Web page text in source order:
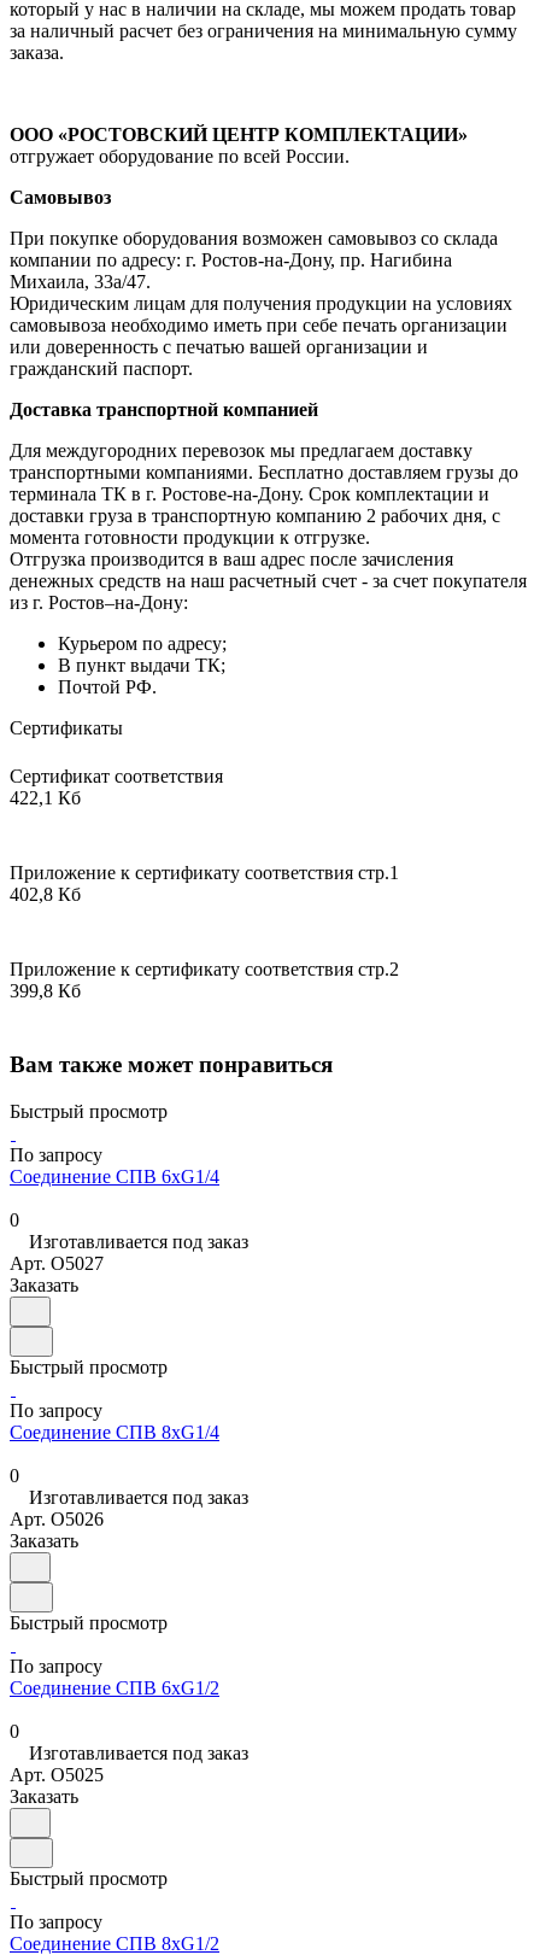
который у нас в наличии на складе, мы можем продать товар
за наличный расчет без ограничения на минимальную сумму
заказа.
ООО «РОСТОВСКИЙ ЦЕНТР КОМПЛЕКТАЦИИ»
отгружает оборудование по всей России.
Самовывоз
При покупке оборудования возможен самовывоз со склада
компании по адресу: г. Ростов-на-Дону, пр. Нагибина
Михаила, 33а/47.
Юридическим лицам для получения продукции на условиях
самовывоза необходимо иметь при себе печать организации
или доверенность с печатью вашей организации и
гражданский паспорт.
Доставка транспортной компанией
Для междугородних перевозок мы предлагаем доставку
транспортными компаниями. Бесплатно доставляем грузы до
терминала ТК в г. Ростове-на-Дону. Срок комплектации и
доставки груза в транспортную компанию 2 рабочих дня, с
момента готовности продукции к отгрузке.
Отгрузка производится в ваш адрес после зачисления
денежных средств на наш расчетный счет - за счет покупателя
из г. Ростов–на-Дону:
Курьером по адресу;
В пункт выдачи ТК;
Почтой РФ.
Сертификаты
Сертификат соответствия
422,1 Кб
Приложение к сертификату соответствия стр.1
402,8 Кб
Приложение к сертификату соответствия стр.2
399,8 Кб
Вам также может понравиться
Быстрый просмотр
По запросу
Соединение СПВ 6хG1/4
0
Изготавливается под заказ
Арт. O5027
Заказать
Быстрый просмотр
По запросу
Соединение СПВ 8хG1/4
0
Изготавливается под заказ
Арт. O5026
Заказать
Быстрый просмотр
По запросу
Соединение СПВ 6хG1/2
0
Изготавливается под заказ
Арт. O5025
Заказать
Быстрый просмотр
По запросу
Соединение СПВ 8хG1/2